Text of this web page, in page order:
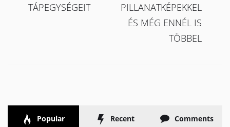
TÁPEGYSÉGEIT
PILLANATKÉPEKKEL
ÉS MÉG ENNÉL IS
TÖBBEL
Popular Recent Comments